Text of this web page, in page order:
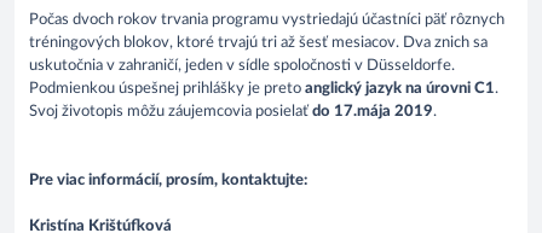
Počas dvoch rokov trvania programu vystriedajú účastníci päť rôznych
tréningových blokov, ktoré trvajú tri až šesť mesiacov. Dva znich sa
uskutočnia v zahraničí, jeden v sídle spoločnosti v Düsseldorfe.
Podmienkou úspešnej prihlášky je preto anglický jazyk na úrovni C1.
Svoj životopis môžu záujemcovia posielať do 17.mája 2019.
Pre viac informácií, prosím, kontaktujte:
Kristína Krištúfková